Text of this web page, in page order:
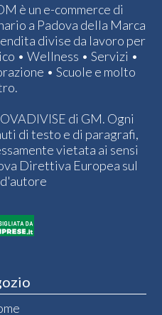
è un e-commerce di
a Padova della Marca
divise da lavoro per
• Wellness • Servizi •
• Scuole e molto
di GM. Ogni
di testo e di paragrafi,
vietata ai sensi
Direttiva Europea sul